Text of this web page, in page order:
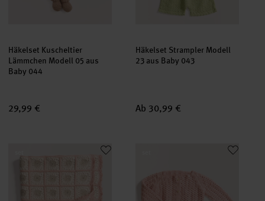
Häkelset Kuscheltier
Lämmchen Modell 05 aus
Baby 044
29,99 €
Häkelset Strampler Modell
23 aus Baby 043
Ab 30,99 €
Häkelset Decke Modell 20 aus Baby 043Häkelset Jacke Modell 19 aus